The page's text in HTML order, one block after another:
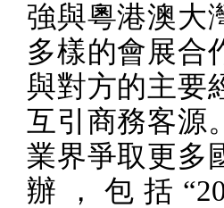
強與粵港澳大
多樣的會展合
與對方的主要
互引商務客源
業界爭取更多
辦，包括“